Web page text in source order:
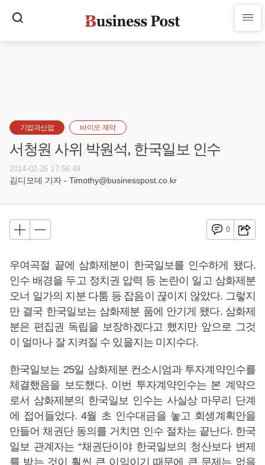
기업과산업 바이오·제약
서청원 사위 박원석, 한국일보 인수
2014-02-26 17:56:49
김디모데 기자 - Timothy@businesspost.co.kr
0
우여곡절 끝에 삼화제분이 한국일보를 인수하게 됐다.
인수 배경을 두고 정치권 압력 등 논란이 일고 삼화제분
오너 일가의 지분 다툼 등 잡음이 끊이지 않았다. 그렇지
만 결국 한국일보는 삼화제분 품에 안기게 됐다. 삼화제
분은 편집권 독립을 보장하겠다고 했지만 앞으로 그것
이 얼마나 잘 지켜질 수 있을지는 미지수다.
한국일보는 25일 삼화제분 컨소시엄과 투자계약인수를
체결했음을 보도했다. 이번 투자계약인수는 본 계약으
로서 삼화제분의 한국일보 인수는 사실상 마무리 단계
에 접어들었다. 4월 초 인수대금을 놓고 회생계획안을
만들어 채권단 동의를 거치면 인수 절차는 끝난다. 한국
일보 관계자는 “채권단이야 한국일보의 청산보다 변제
를 받는 것이 훨씬 큰 이익이기 때문에 큰 문제는 없을